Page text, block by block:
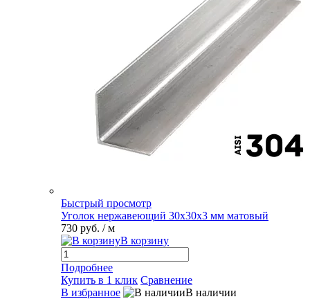
Быстрый просмотр
Уголок нержавеющий 30х30х3 мм матовый
730 руб. / м
В корзину
Подробнее
Купить в 1 клик Сравнение
В избранное
В наличии